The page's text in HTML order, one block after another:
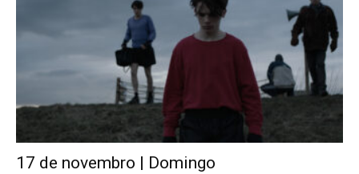
17 de novembro | Domingo